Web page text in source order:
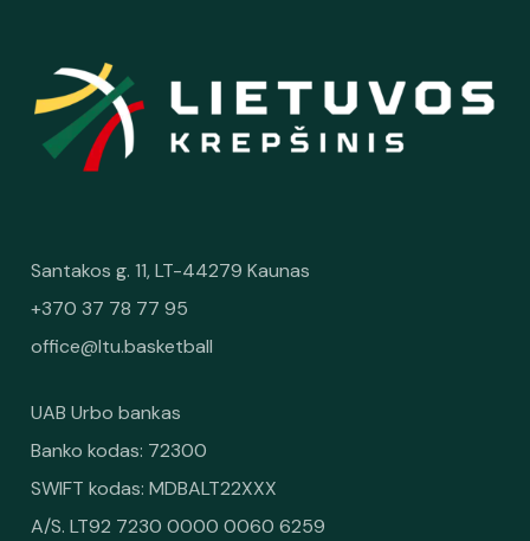
Santakos g. 11, LT-44279 Kaunas
+370 37 78 77 95
office@ltu.basketball
UAB Urbo bankas
Banko kodas: 72300
SWIFT kodas: MDBALT22XXX
A/S. LT92 7230 0000 0060 6259